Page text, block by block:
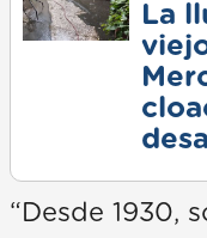
La
“Desde 1930,